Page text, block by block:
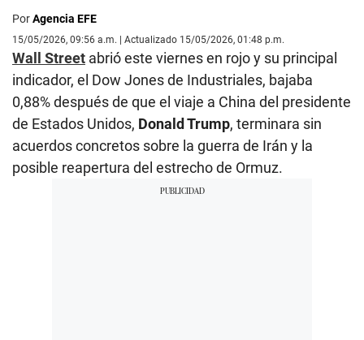
PorAgencia EFE
15/05/2026, 09:56 a.m. | Actualizado 15/05/2026, 01:48 p.m.
Wall Street abrió este viernes en rojo y su principal
indicador, el Dow Jones de Industriales, bajaba
0,88% después de que el viaje a China del presidente
de Estados Unidos, Donald Trump, terminara sin
acuerdos concretos sobre la guerra de Irán y la
posible reapertura del estrecho de Ormuz.